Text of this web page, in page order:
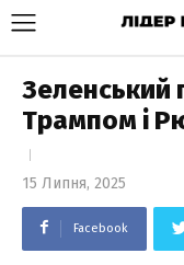
Зеленський
Трампом і
15 Липня, 2025
Facebook